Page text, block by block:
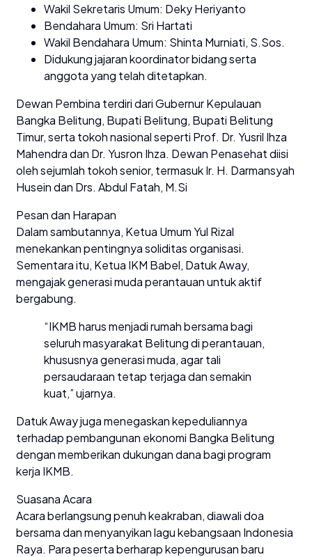
Wakil Sekretaris Umum: Deky Heriyanto
Bendahara Umum: Sri Hartati
Wakil Bendahara Umum: Shinta Murniati, S.Sos.
Didukung jajaran koordinator bidang serta
anggota yang telah ditetapkan.
Dewan Pembina terdiri dari Gubernur Kepulauan
Bangka Belitung, Bupati Belitung, Bupati Belitung
Timur, serta tokoh nasional seperti Prof. Dr. Yusril Ihza
Mahendra dan Dr. Yusron Ihza. Dewan Penasehat diisi
oleh sejumlah tokoh senior, termasuk Ir. H. Darmansyah
Husein dan Drs. Abdul Fatah, M.Si
Pesan dan Harapan
Dalam sambutannya, Ketua Umum Yul Rizal
menekankan pentingnya soliditas organisasi.
Sementara itu, Ketua IKM Babel, Datuk Away,
mengajak generasi muda perantauan untuk aktif
bergabung.
“IKMB harus menjadi rumah bersama bagi
seluruh masyarakat Belitung di perantauan,
khususnya generasi muda, agar tali
persaudaraan tetap terjaga dan semakin
kuat,” ujarnya.
Datuk Away juga menegaskan kepeduliannya
terhadap pembangunan ekonomi Bangka Belitung
dengan memberikan dukungan dana bagi program
kerja IKMB.
Suasana Acara
Acara berlangsung penuh keakraban, diawali doa
bersama dan menyanyikan lagu kebangsaan Indonesia
Raya. Para peserta berharap kepengurusan baru